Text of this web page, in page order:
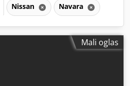
Nissan Navara
Mali oglas